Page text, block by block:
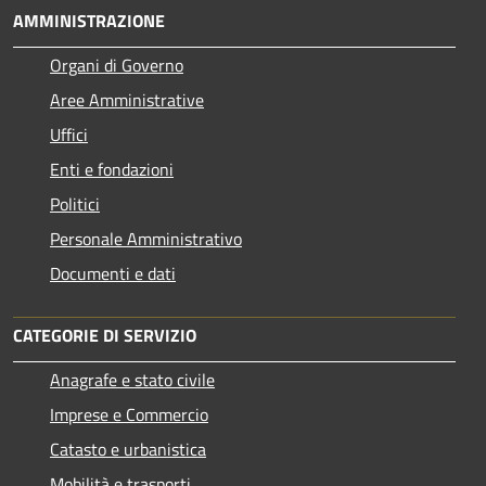
AMMINISTRAZIONE
Organi di Governo
Aree Amministrative
Uffici
Enti e fondazioni
Politici
Personale Amministrativo
Documenti e dati
CATEGORIE DI SERVIZIO
Anagrafe e stato civile
Imprese e Commercio
Catasto e urbanistica